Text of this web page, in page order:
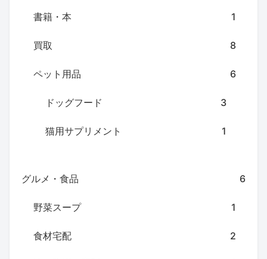
書籍・本 1
買取 8
ペット用品 6
ドッグフード 3
猫用サプリメント 1
グルメ・食品 6
野菜スープ 1
食材宅配 2